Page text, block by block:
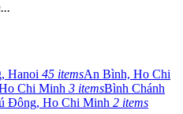
Hanoi 45 itemsAn Bình, Ho Chi
Chi Minh 3 itemsBình Chánh
Đông, Ho Chi Minh 2 items